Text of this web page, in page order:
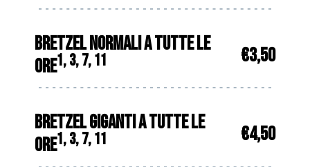
BRETZEL NORMALI A TUTTE LE
ORE1, 3, 7, 11 €3,50
BRETZEL GIGANTI A TUTTE LE
ORE1, 3, 7, 11 €4,50